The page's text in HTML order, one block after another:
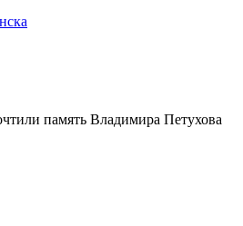
память Владимира Петухова